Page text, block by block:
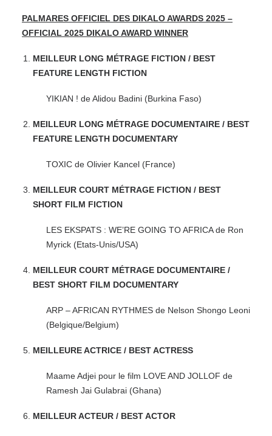
PALMARES OFFICIEL DES DIKALO AWARDS 2025 –
OFFICIAL 2025 DIKALO AWARD WINNER
MEILLEUR LONG MÉTRAGE FICTION / BEST
FEATURE LENGTH FICTION
YIKIAN ! de Alidou Badini (Burkina Faso)
MEILLEUR LONG MÉTRAGE DOCUMENTAIRE / BEST
FEATURE LENGTH DOCUMENTARY
TOXIC de Olivier Kancel (France)
MEILLEUR COURT MÉTRAGE FICTION / BEST
SHORT FILM FICTION
LES EKSPATS : WE’RE GOING TO AFRICA de Ron
Myrick (Etats-Unis/USA)
MEILLEUR COURT MÉTRAGE DOCUMENTAIRE /
BEST SHORT FILM DOCUMENTARY
ARP – AFRICAN RYTHMES de Nelson Shongo Leoni
(Belgique/Belgium)
MEILLEURE ACTRICE / BEST ACTRESS
Maame Adjei pour le film LOVE AND JOLLOF de
Ramesh Jai Gulabrai (Ghana)
MEILLEUR ACTEUR / BEST ACTOR